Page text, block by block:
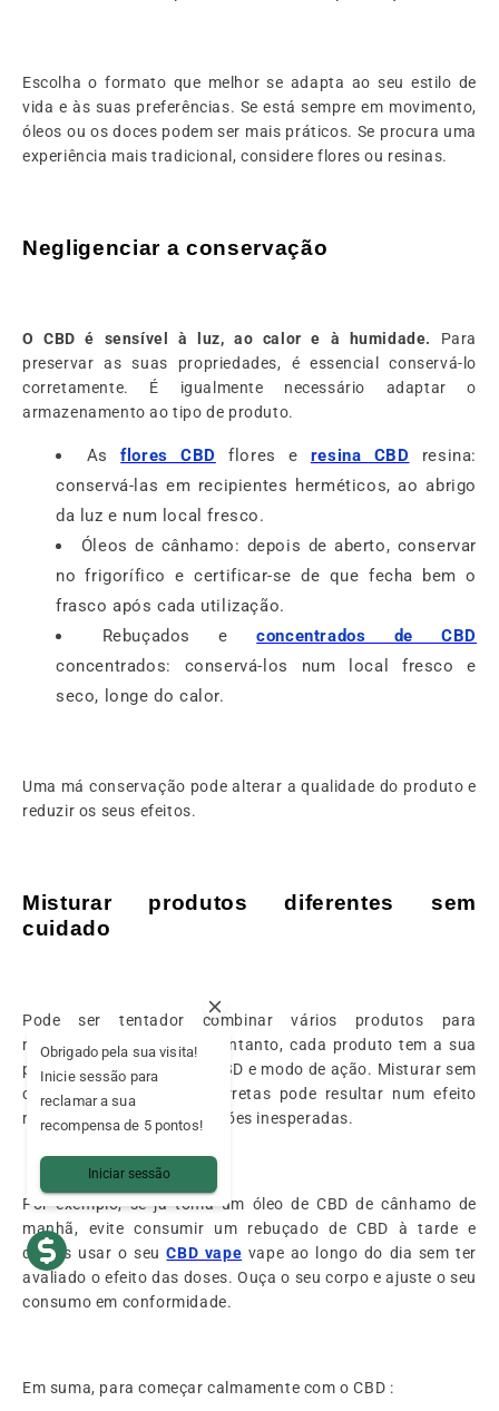
Escolha o formato que melhor se adapta ao seu estilo de
vida e às suas preferências. Se está sempre em movimento,
óleos ou os doces podem ser mais práticos. Se procura uma
experiência mais tradicional, considere flores ou resinas.
Negligenciar a conservação
O CBD é sensível à luz, ao calor e à humidade. Para
preservar as suas propriedades, é essencial conservá-lo
corretamente. É igualmente necessário adaptar o
armazenamento ao tipo de produto.
Asflores CBD flores e resina CBD resina:
conservá-las em recipientes herméticos, ao abrigo
da luz e num local fresco.
Óleos de cânhamo: depois de aberto, conservar
no frigorífico e certificar-se de que fecha bem o
frasco após cada utilização.
Rebuçados econcentrados de CBD
concentrados: conservá-los num local fresco e
seco, longe do calor.
Uma má conservação pode alterar a qualidade do produto e
reduzir os seus efeitos.
Misturar produtos diferentes sem
cuidado
Pode ser tentador combinar vários produtos para
maximizar os efeitos. No entanto, cada produto tem a sua
própria concentração de CBD e modo de ação. Misturar sem
conhecer as dosagens corretas pode resultar num efeito
menos ótimo ou em interações inesperadas.
Por exemplo, se já toma um óleo de CBD de cânhamo de
manhã, evite consumir um rebuçado de CBD à tarde e
depois usar o seuCBD vape vape ao longo do dia sem ter
avaliado o efeito das doses. Ouça o seu corpo e ajuste o seu
consumo em conformidade.
Em suma, para começar calmamente com o CBD :
Obrigado pela sua visita!
Inicie sessão para
reclamar a sua
recompensa de 5 pontos!
Iniciar sessão